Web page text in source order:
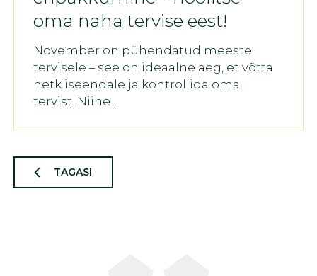
oma naha tervise eest!
November on pühendatud meeste
tervisele – see on ideaalne aeg, et võtta
hetk iseendale ja kontrollida oma
tervist. Niine...
TAGASI